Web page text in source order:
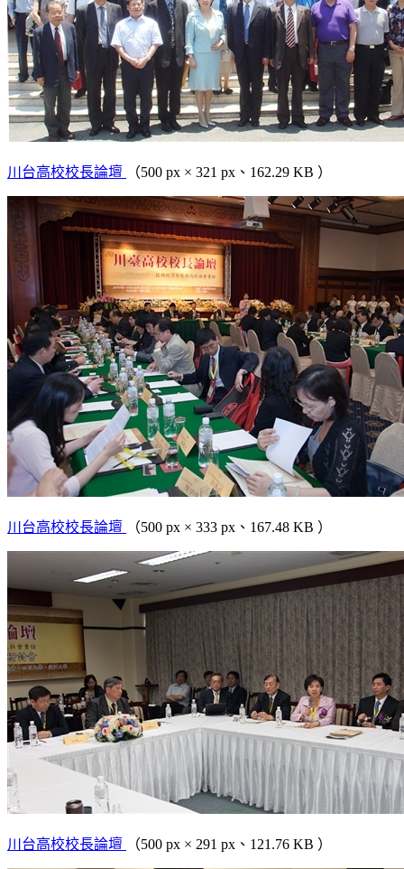
川台高校校長論壇 （500 px × 321 px、162.29 KB ）
川台高校校長論壇 （500 px × 333 px、167.48 KB ）
川台高校校長論壇 （500 px × 291 px、121.76 KB ）